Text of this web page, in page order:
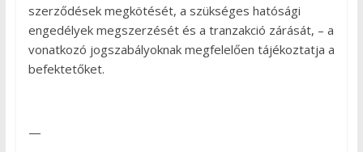
szerződések megkötését, a szükséges hatósági
engedélyek megszerzését és a tranzakció zárását, – a
vonatkozó jogszabályoknak megfelelően tájékoztatja a
befektetőket.
—